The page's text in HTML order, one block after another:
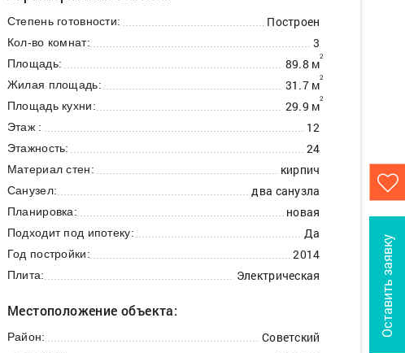
Оставить заявку
Степень готовности: Построен
Кол-во комнат: 3
Площадь: 89.8 м2
Жилая площадь: 31.7 м2
Площадь кухни: 29.9 м2
Этаж : 12
Этажность: 24
Материал стен: кирпич
Санузел: два санузла
Планировка: новая
Подходит под ипотеку: Да
Год постройки: 2014
Плита: Электрическая
Местоположение объекта:
Район: Советский